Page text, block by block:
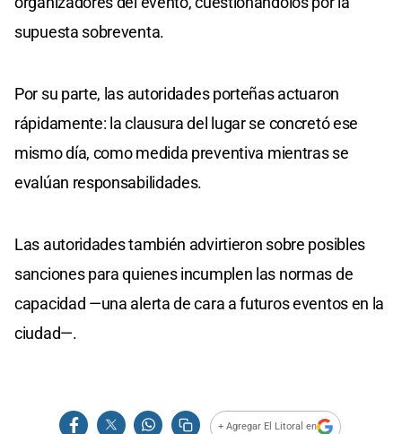
supuesta sobreventa.
Por su parte, las autoridades porteñas actuaron
rápidamente: la clausura del lugar se concretó ese
mismo día, como medida preventiva mientras se
evalúan responsabilidades.
Las autoridades también advirtieron sobre posibles
sanciones para quienes incumplen las normas de
capacidad —una alerta de cara a futuros eventos en la
ciudad—.
+ Agregar El Litoral en